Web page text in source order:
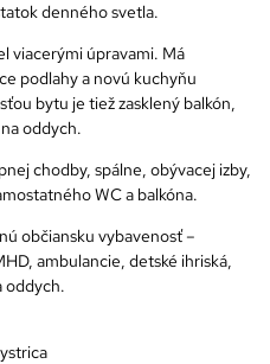
denného svetla.
viacerými úpravami. Má
podlahy a novú kuchyňu
bytu je tiež zasklený balkón,
oddych.
chodby, spálne, obývacej izby,
WC a balkóna.
občiansku vybavenosť –
ambulancie, detské ihriská,
oddych.